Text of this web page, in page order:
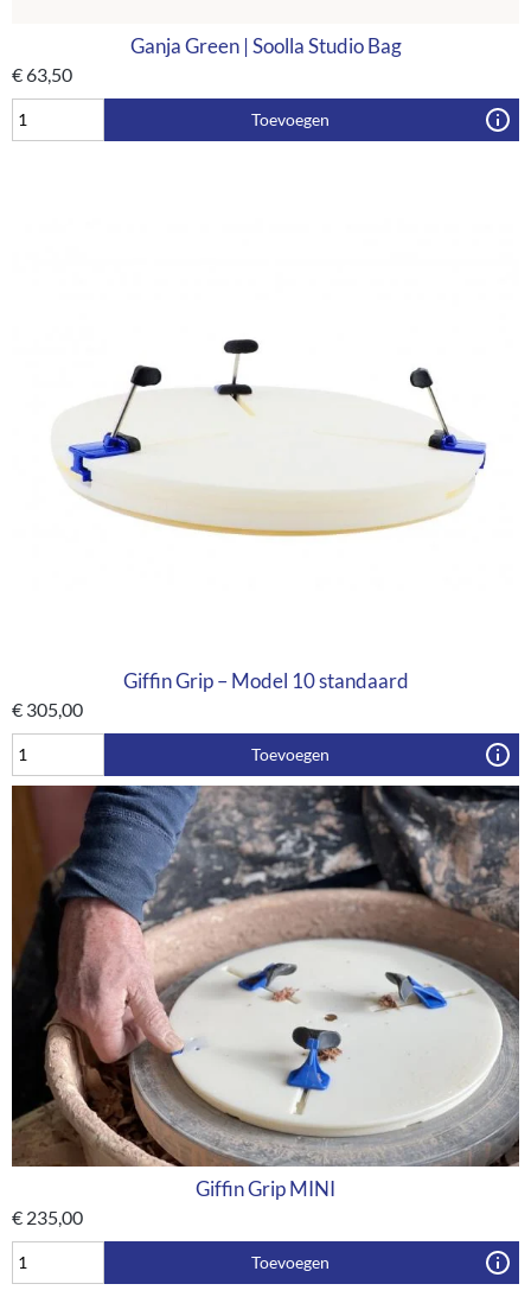
Ganja Green | Soolla Studio Bag
€63,50
Toevoegen
Giffin Grip – Model 10 standaard
€ 305,00
Toevoegen
Giffin Grip MINI
€ 235,00
Toevoegen